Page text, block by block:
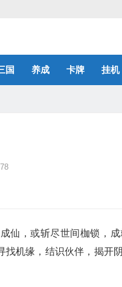
国 养成 卡牌 挂机
78
仙，或斩尽世间枷锁，
机缘，结识伙伴，揭开